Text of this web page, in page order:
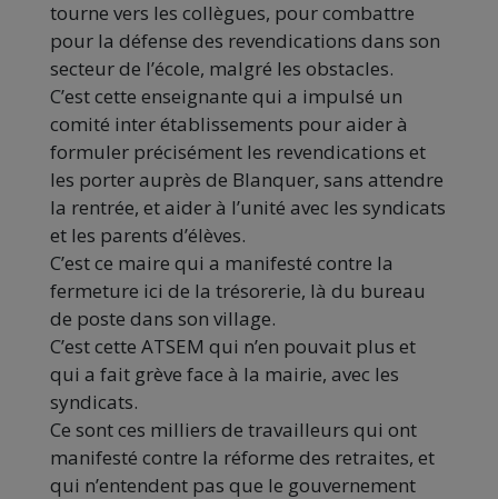
tourne vers les collègues, pour combattre
pour la défense des revendications dans son
secteur de l’école, malgré les obstacles.
C’est cette enseignante qui a impulsé un
comité inter établissements pour aider à
formuler précisément les revendications et
les porter auprès de Blanquer, sans attendre
la rentrée, et aider à l’unité avec les syndicats
et les parents d’élèves.
C’est ce maire qui a manifesté contre la
fermeture ici de la trésorerie, là du bureau
de poste dans son village.
C’est cette ATSEM qui n’en pouvait plus et
qui a fait grève face à la mairie, avec les
syndicats.
Ce sont ces milliers de travailleurs qui ont
manifesté contre la réforme des retraites, et
qui n’entendent pas que le gouvernement